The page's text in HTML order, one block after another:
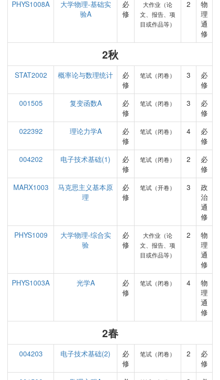
PHYS1008A
大学物理-基础实
验A
必
修
大作业（论
文、报告、项
目或作品等）
2
物
理
通
修
2秋
STAT2002 概率论与数理统计
必
修
笔试（闭卷） 3
必
修
001505
复变函数A
必
修
笔试（闭卷） 3
必
修
022392
理论力学A
必
修
笔试（闭卷） 4
必
修
004202
电子技术基础(1)
必
修
笔试（闭卷） 2
必
修
MARX1003
马克思主义基本原
理
必
修
笔试（开卷） 3
政
治
通
修
PHYS1009
大学物理-综合实
验
必
修
大作业（论
文、报告、项
目或作品等）
2
物
理
通
修
PHYS1003A
光学A
必
修
笔试（闭卷） 4
物
理
通
修
2春
004203 电子技术基础(2)
必
修
笔试（闭卷） 2
必
修